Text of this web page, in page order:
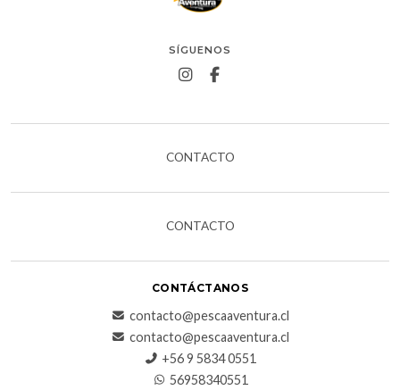
SÍGUENOS
CONTACTO
CONTACTO
CONTÁCTANOS
contacto@pescaaventura.cl
contacto@pescaaventura.cl
+56 9 5834 0551
56958340551